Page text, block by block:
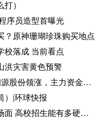
）
序员造型首曝光
？原神珊瑚珍珠购买地点
校落成 当前看点
洪灾害黄色预警
苹果期货板块7月4日涨0.26%，朗源股份领涨，主力资金净流出1357.79万元 世界速看
）|环球快报
世界视讯！盘点校友硬核招生名场面 高校招生能有多硬核 基本情况讲解